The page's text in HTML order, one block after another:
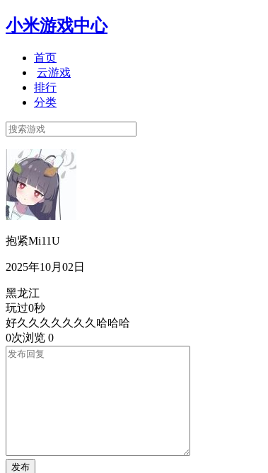
小米游戏中心
首页
云游戏
排行
分类
抱紧Mi11U
2025年10月02日
黑龙江
玩过0秒
好久久久久久久久哈哈哈
0次浏览 0
发布